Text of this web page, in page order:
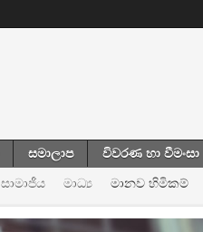
සමාලාප විවරණ හා වීමංසා
සාමාජීය මාධ්‍ය මානව හිමිකම්